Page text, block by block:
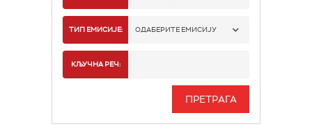
РАДИО БЕОГРАД 1
РАДИО БЕОГРАД 3
ТИП ЕМИСИЈЕ: ОДАБЕРИТЕ ЕМИСИЈУ
ИНФО
КЉУЧНА РЕЧ: